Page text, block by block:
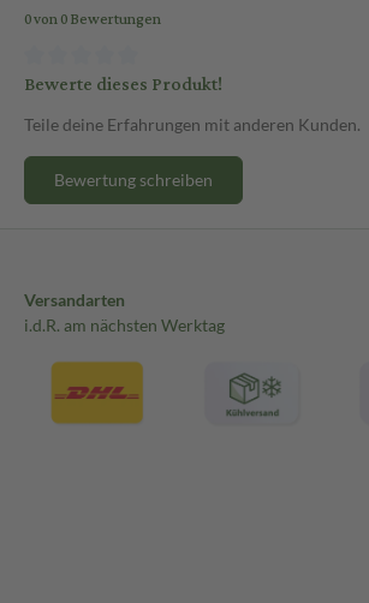
0 von 0 Bewertungen
Bewerte dieses Produkt!
Teile deine Erfahrungen mit anderen Kunden.
Bewertung schreiben
Versandarten
i.d.R. am nächsten Werktag